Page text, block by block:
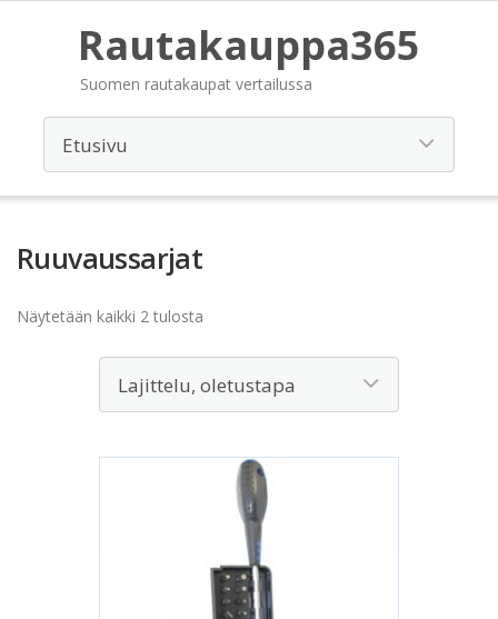
Rautakauppa365
Suomen rautakaupat vertailussa
Ruuvaussarjat
Näytetään kaikki 2 tulosta